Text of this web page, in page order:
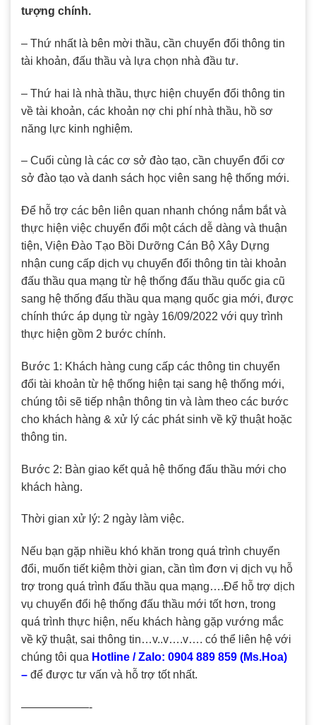
tượng chính.
– Thứ nhất là bên mời thầu, cần chuyển đổi thông tin
tài khoản, đấu thầu và lựa chọn nhà đầu tư.
– Thứ hai là nhà thầu, thực hiện chuyển đổi thông tin
về tài khoản, các khoản nợ chi phí nhà thầu, hồ sơ
năng lực kinh nghiệm.
– Cuối cùng là các cơ sở đào tạo, cần chuyển đổi cơ
sở đào tạo và danh sách học viên sang hệ thống mới.
Để hỗ trợ các bên liên quan nhanh chóng nắm bắt và
thực hiện việc chuyển đổi một cách dễ dàng và thuận
tiện, Viện Đào Tạo Bồi Dưỡng Cán Bộ Xây Dựng
nhận cung cấp dịch vụ chuyển đổi thông tin tài khoản
đấu thầu qua mạng từ hệ thống đấu thầu quốc gia cũ
sang hệ thống đấu thầu qua mạng quốc gia mới, được
chính thức áp dụng từ ngày 16/09/2022 với quy trình
thực hiện gồm 2 bước chính.
Bước 1: Khách hàng cung cấp các thông tin chuyển
đổi tài khoản từ hệ thống hiện tại sang hệ thống mới,
chúng tôi sẽ tiếp nhận thông tin và làm theo các bước
cho khách hàng & xử lý các phát sinh về kỹ thuật hoặc
thông tin.
Bước 2: Bàn giao kết quả hệ thống đấu thầu mới cho
khách hàng.
Thời gian xử lý: 2 ngày làm việc.
Nếu bạn gặp nhiều khó khăn trong quá trình chuyển
đổi, muốn tiết kiệm thời gian, cần tìm đơn vị dịch vụ hỗ
trợ trong quá trình đấu thầu qua mạng….Để hỗ trợ dịch
vụ chuyển đổi hệ thống đấu thầu mới tốt hơn, trong
quá trình thực hiện, nếu khách hàng gặp vướng mắc
về kỹ thuật, sai thông tin…v..v….v…. có thể liên hệ với
chúng tôi qua Hotline / Zalo: 0904 889 859 (Ms.Hoa)
– để được tư vấn và hỗ trợ tốt nhất.
——————-